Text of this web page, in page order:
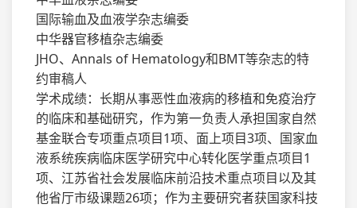
国际输血及血液学杂志编委
中华器官移植杂志编委
JHO、Annals of Hematology和BMT等杂志的特
约审稿人
学术成绩：长期从事恶性血液病的移植和免疫治疗
的临床和基础研究，作为第一负责人承担国家自然
基金联合专项重点项目1项、面上项目3项、国家血
液系统疾病临床医学研究中心转化医学重点项目1
项、江苏省社会发展临床前沿技术重点项目以及其
他省厅市级课题26项；作为主要研究者获国家科技